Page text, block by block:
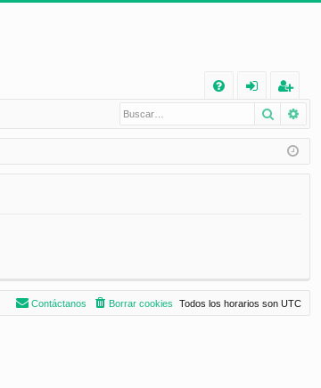
Q
nt
ifi
eg
ist
ra
Buscar
Todos los horarios son UTC
Borrar cookies
Contáctanos